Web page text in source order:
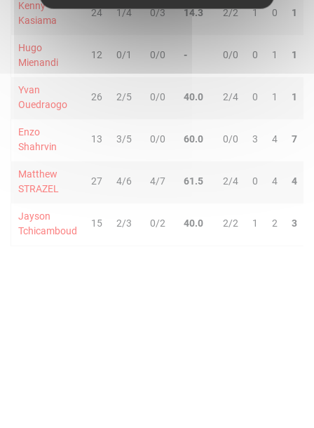
Kenny
Kasiama
24 1/4 0/3 14.3 2/2 1 0 1
Hugo
Mienandi
12 0/1 0/0 - 0/0 0 1 1
Yvan
Ouedraogo
26 2/5 0/0 40.0 2/4 0 1 1
Enzo
Shahrvin
13 3/5 0/0 60.0 0/0 3 4 7
Matthew
STRAZEL
27 4/6 4/7 61.5 2/4 0 4 4
Jayson
Tchicamboud
15 2/3 0/2 40.0 2/2 1 2 3